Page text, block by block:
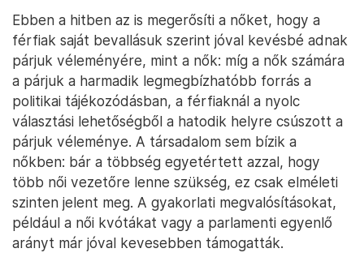
Ebben a hitben az is megerősíti a nőket, hogy a
férfiak saját bevallásuk szerint jóval kevésbé adnak
párjuk véleményére, mint a nők: míg a nők számára
a párjuk a harmadik legmegbízhatóbb forrás a
politikai tájékozódásban, a férfiaknál a nyolc
választási lehetőségből a hatodik helyre csúszott a
párjuk véleménye. A társadalom sem bízik a
nőkben: bár a többség egyetértett azzal, hogy
több női vezetőre lenne szükség, ez csak elméleti
szinten jelent meg. A gyakorlati megvalósításokat,
például a női kvótákat vagy a parlamenti egyenlő
arányt már jóval kevesebben támogatták.